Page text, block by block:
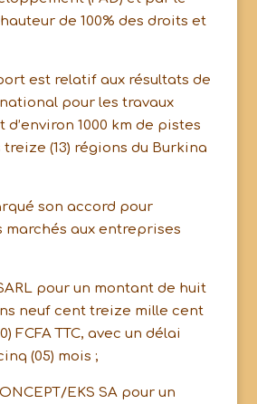
de 100% des droits et
est relatif aux résultats de
pour les travaux
d’environ 1000 km de pistes
(13) régions du Burkina
son accord pour
marchés aux entreprises
pour un montant de huit
neuf cent treize mille cent
FCFA TTC, avec un délai
(05) mois ;
EKS SA pour un